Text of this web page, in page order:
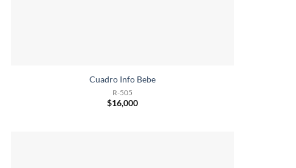
Cuadro Info Bebe
R-505
$16,000